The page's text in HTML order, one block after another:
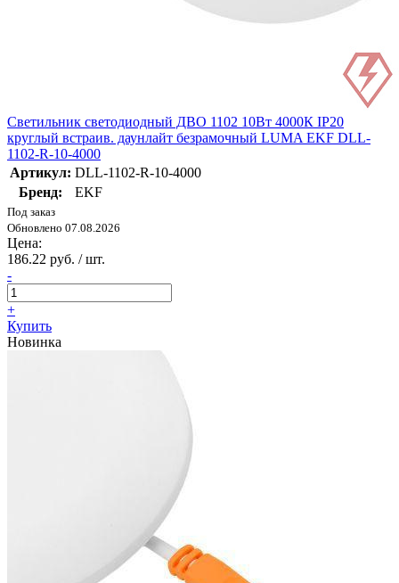
Светильник светодиодный ДВО 1102 10Вт 4000К IP20
круглый встраив. даунлайт безрамочный LUMA EKF DLL-
1102-R-10-4000
Артикул: DLL-1102-R-10-4000
Бренд:
EKF
Под заказ
Обновлено 07.08.2026
Цена:
186.22 руб. / шт.
-
+
Купить
Новинка